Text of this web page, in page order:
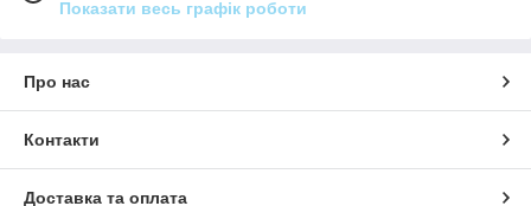
Показати весь графік роботи
Про нас
Контакти
Доставка та оплата